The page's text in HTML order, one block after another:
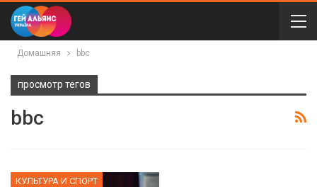
Домашняя bbc
просмотр тегов
bbc
КУЛЬТУРА И СПОРТ